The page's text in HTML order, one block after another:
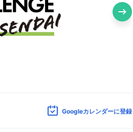
Googleカレンダーに登録